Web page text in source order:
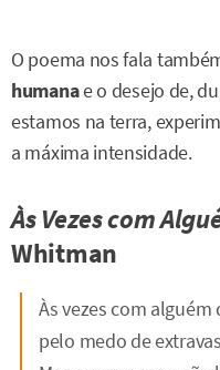
O poema nos fala
humanae o desejo de,
estamos na terra,
a máxima intensidade.
Às Vezes com
Whitman
Às vezes com
pelo medo de